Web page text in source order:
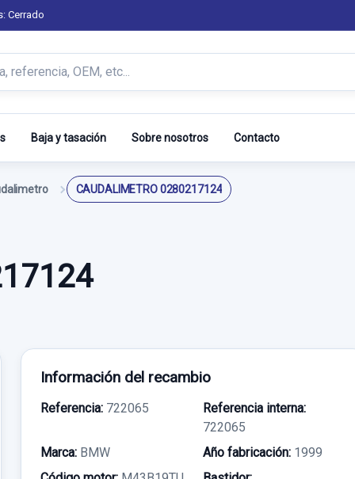
Cerrado
Baja y tasación Sobre nosotros Contacto
CAUDALIMETRO 0280217124
Información del recambio
Referencia: 722065
Referencia interna:
722065
Marca: BMW Año fabricación: 1999